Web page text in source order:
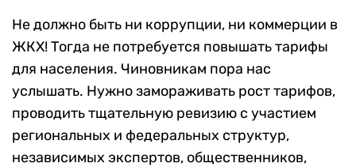
Не должно быть ни коррупции, ни коммерции в
ЖКХ! Тогда не потребуется повышать тарифы
для населения. Чиновникам пора нас
услышать. Нужно замораживать рост тарифов,
проводить тщательную ревизию с участием
региональных и федеральных структур,
независимых экспертов, общественников,